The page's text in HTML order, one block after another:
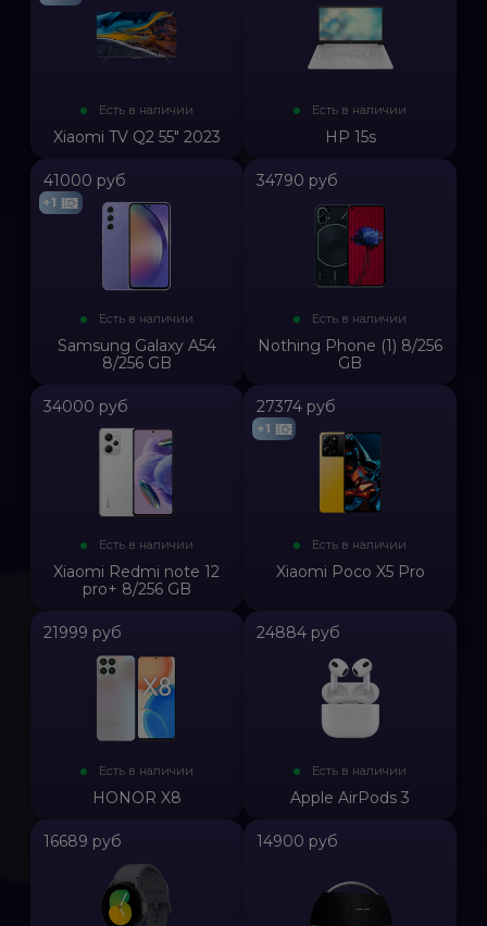
Есть в наличии
Xiaomi TV Q2 55" 2023
Есть в наличии
HP 15s
+1
41000 руб
Есть в наличии
Samsung Galaxy A54
8/256 GB
34790 руб
Есть в наличии
Nothing Phone (1) 8/256
GB
34000 руб
Есть в наличии
Xiaomi Redmi note 12
pro+ 8/256 GB
+1
27374 руб
Есть в наличии
Xiaomi Poco X5 Pro
21999 руб
Есть в наличии
HONOR X8
24884 руб
Есть в наличии
Apple AirPods 3
16689 руб 14900 руб